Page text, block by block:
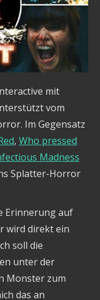
mit
vom
Im Gegensatz
, Who pressed
Madness
Splatter-Horror
Erinnerung auf
wird direkt ein
soll die
unter der
Monster zum
das an